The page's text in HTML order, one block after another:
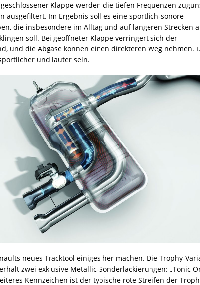
Klappe werden die tiefen Frequenzen
ausgefiltert. Im Ergebnis soll es eine sportlich-sonore
die insbesondere im Alltag und auf längeren Strecken
soll. Bei geöffneter Klappe verringert sich der
und die Abgase können einen direkteren Weg nehmen.
und lauter sein.
neues Tracktool einiges her machen. Die Trophy-
zwei exklusive Metallic-Sonderlackierungen: „Tonic
Kennzeichen ist der typische rote Streifen der